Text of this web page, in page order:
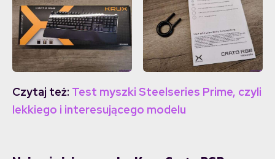
Czytaj też: Test myszki Steelseries Prime, czyli
lekkiego i interesującego modelu